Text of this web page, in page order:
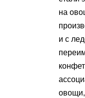
на
и с
овощи,